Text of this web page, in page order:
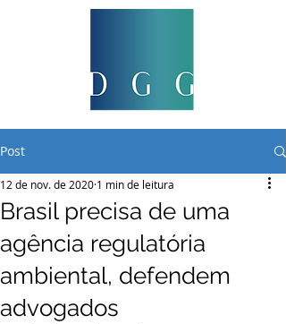
Post
Brasil precisa de uma
agência regulatória
ambiental, defendem
advogados
12 de nov. de 2020 1 min de leitura